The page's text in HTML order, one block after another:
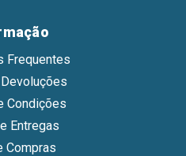
Frequentes
Condições
Entregas
Compras